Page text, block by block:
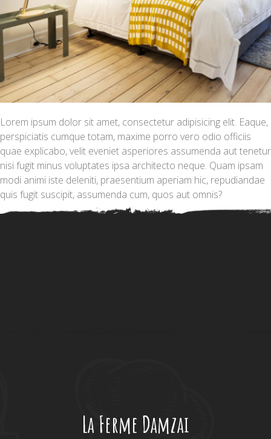
Lorem ipsum dolor sit amet, consectetur adipisicing elit. Eaque,
perspiciatis cumque totam, maxime porro vero odio officiis
quae explicabo, velit eveniet asperiores assumenda aut tenetur
nisi fugit minus voluptates ipsa architecto neque. Quam ipsam
modi animi iste deleniti, praesentium aperiam hic, repudiandae
quis fugit suscipit, assumenda cum, quos aut omnis?
La Ferme Damzai